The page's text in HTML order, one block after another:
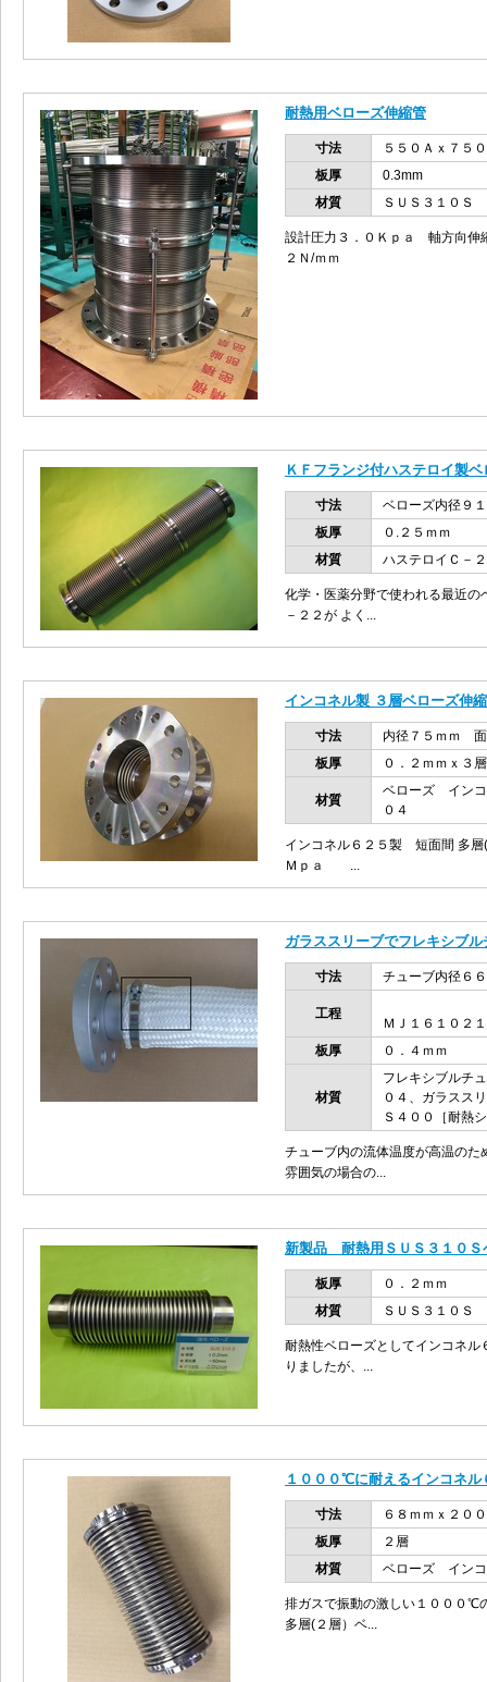
耐熱用ベローズ伸縮管
寸法
５５０Ａｘ７５
板厚
0.3mm
材質
ＳＵＳ３１０Ｓ
設計圧力３．０Ｋｐａ 軸方向伸
２Ｎ/ｍｍ
ＫＦフランジ付ハステロイ製ベ
寸法
ベローズ内径９
板厚
０.２５ｍｍ
材質
ハステロイＣ－
化学・医薬分野で使われる最近
－２２が よく...
インコネル製 ３層ベローズ伸
寸法
内径７５ｍｍ
板厚
０．２ｍｍｘ３層
材質
ベローズ イン
０４
インコネル６２５製 短面間 多層
Ｍｐａ ...
ガラススリーブでフレキシブ
寸法 チューブ内径６
工程
ＭＪ１６１０２
板厚
０．４ｍｍ
材質
フレキシブルチ
０４、ガラスス
Ｓ４００［耐熱
チューブ内の流体温度が高温の
雰囲気の場合の...
新製品 耐熱用ＳＵＳ３１０Ｓ
板厚
０．２ｍｍ
材質
ＳＵＳ３１０Ｓ
耐熱性ベローズとしてインコネ
りましたが、...
１０００℃に耐えるインコネル
寸法
６８ｍｍｘ２０
板厚
２層
材質
ベローズ インコ
排ガスで振動の激しい１０００℃
多層(２層）ベ...